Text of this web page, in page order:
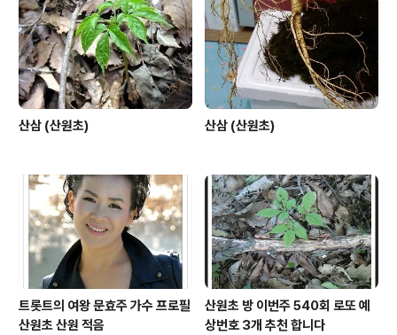
산삼 (산원초) 산삼 (산원초)
트롯트의 여왕 문효주 가수 프로필
산원초 산원 적음
산원초 방 이번주 540회 로또 예
상번호 3개 추천 합니다